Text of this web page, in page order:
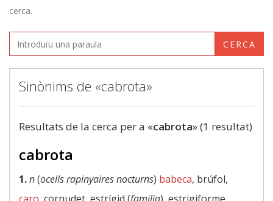
cerca.
CERCA
Sinònims de «cabrota»
Resultats de la cerca per a «cabrota» (1 resultat)
cabrota
1.n(ocells rapinyaires nocturns) babeca, brúfol,